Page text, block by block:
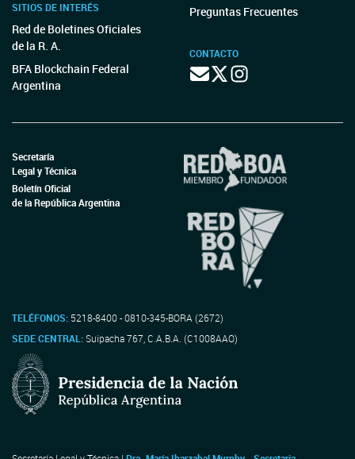
SITIOS DE INTERÉS
Red de Boletines Oficiales
de la R. A.
BFA Blockchain Federal
Argentina
Preguntas Frecuentes
CONTACTO
Secretaría
Legal y Técnica
Boletín Oficial
de la República Argentina
TELÉFONOS: 5218-8400 - 0810-345-BORA (2672)
SEDE CENTRAL:Suipacha 767, C.A.B.A. (C1008AAO)